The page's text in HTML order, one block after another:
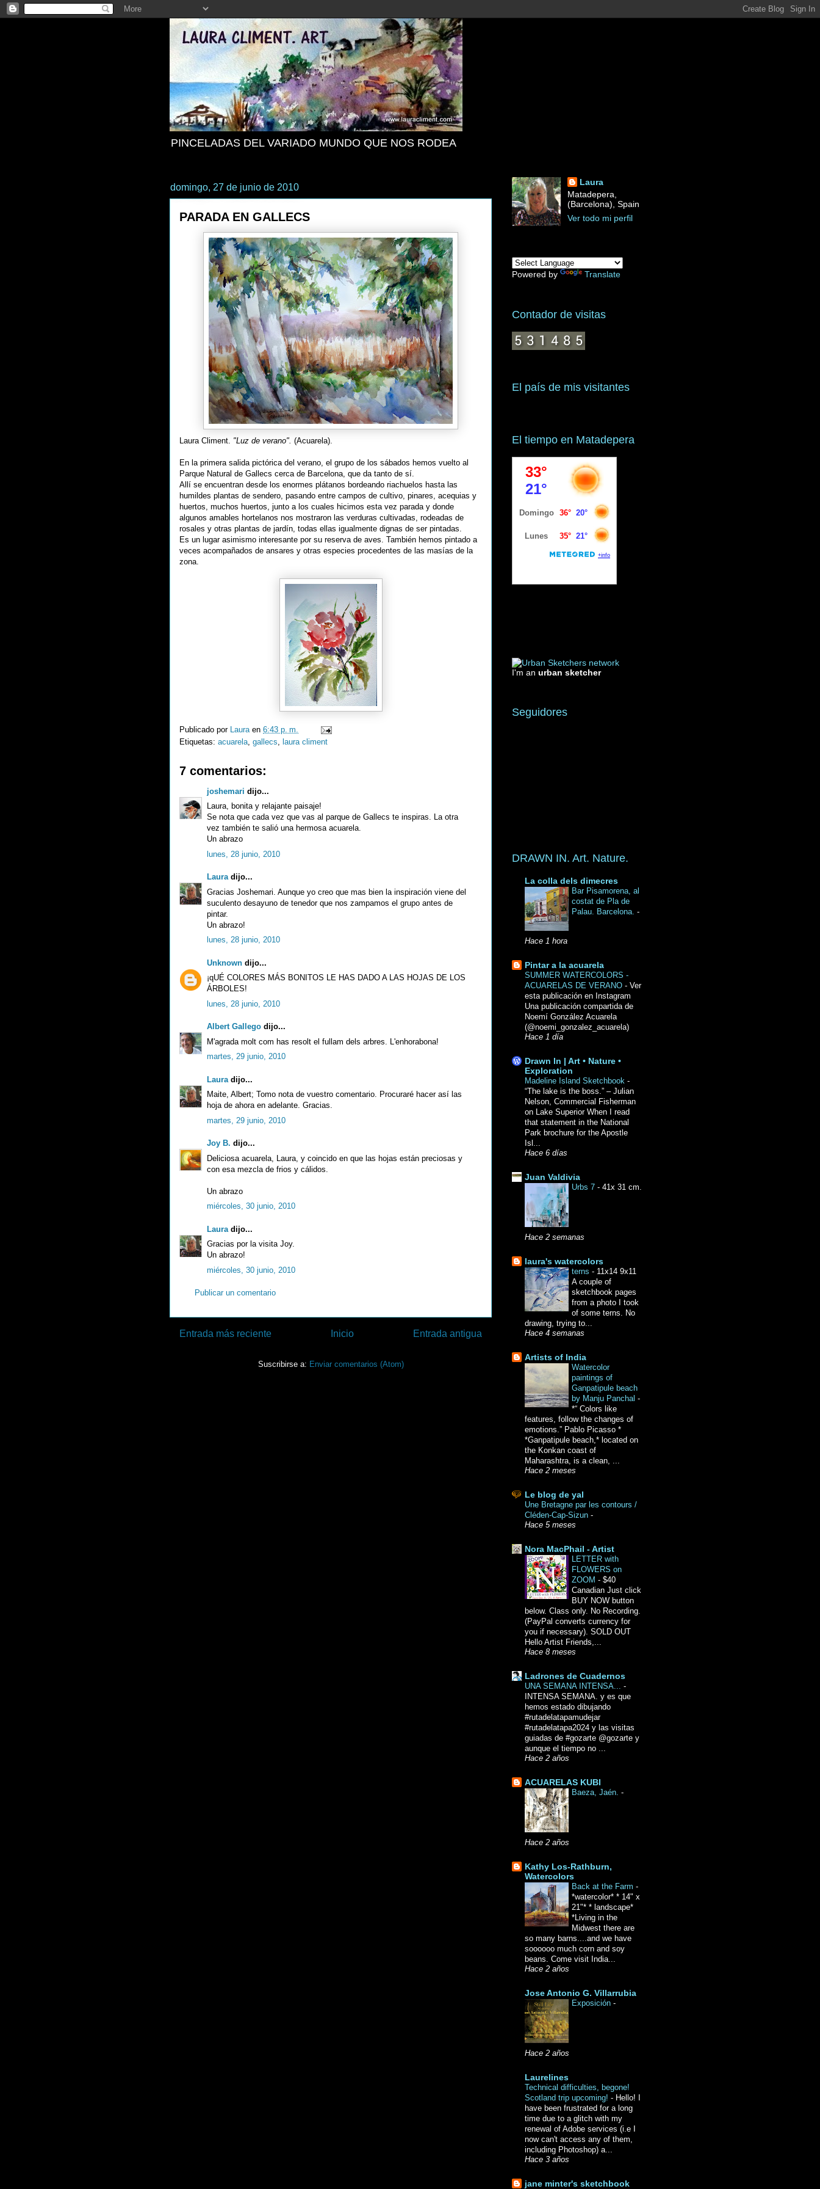
PINCELADAS DEL VARIADO MUNDO QUE NOS RODEA
domingo, 27 de junio de 2010
PARADA EN GALLECS
Laura Climent. "Luz de verano". (Acuarela).
En la primera salida pictórica del verano, el grupo de los sábados hemos vuelto al
Parque Natural de Gallecs cerca de Barcelona, que da tanto de sí.
Allí se encuentran desde los enormes plátanos bordeando riachuelos hasta las
humildes plantas de sendero, pasando entre campos de cultivo, pinares, acequias y
huertos, muchos huertos, junto a los cuales hicimos esta vez parada y donde
algunos amables hortelanos nos mostraron las verduras cultivadas, rodeadas de
rosales y otras plantas de jardín, todas ellas igualmente dignas de ser pintadas.
Es un lugar asimismo interesante por su reserva de aves. También hemos pintado a
veces acompañados de ansares y otras especies procedentes de las masías de la
zona.
Publicado por Laura en 6:43 p. m.
Etiquetas: acuarela gallecs laura climent
7 comentarios:
joshemari dijo...
Laura, bonita y relajante paisaje!
Se nota que cada vez que vas al parque de Gallecs te inspiras. La otra
vez también te salió una hermosa acuarela.
Un abrazo
lunes, 28 junio, 2010
Lauradijo...
Gracias Joshemari. Aunque yo creo que mas bien la inspiración viene del
suculento desayuno de tenedor que nos zampamos el grupo antes de
pintar.
Un abrazo!
lunes, 28 junio, 2010
Unknown dijo...
¡qUÉ COLORES MÁS BONITOS LE HAS DADO A LAS HOJAS DE LOS
ÁRBOLES!
lunes, 28 junio, 2010
Albert Gallego dijo...
M'agrada molt com has resolt el fullam dels arbres. L'enhorabona!
martes, 29 junio, 2010
Laura dijo...
Maite, Albert; Tomo nota de vuestro comentario. Procuraré hacer así las
hoja de ahora en adelante. Gracias.
martes, 29 junio, 2010
Joy B. dijo...
Deliciosa acuarela, Laura, y coincido en que las hojas están preciosas y
con esa mezcla de frios y cálidos.
Un abrazo
miércoles, 30 junio, 2010
Laura dijo...
Gracias por la visita Joy.
Un abrazo!
miércoles, 30 junio, 2010
Publicar un comentario
Entrada más reciente Entrada antigua
Inicio
Suscribirse a: Enviar comentarios (Atom)
Laura
Matadepera,
(Barcelona), Spain
Ver todo mi perfil
Powered by Translate
Contador de visitas
El país de mis visitantes
El tiempo en Matadepera
I'm an urban sketcher
Seguidores
DRAWN IN. Art. Nature.
La colla dels dimecres
Bar Pisamorena, al
costat de Pla de
Palau. Barcelona. -
Hace 1 hora
Pintar a la acuarela
SUMMER WATERCOLORS -
ACUARELAS DE VERANO - Ver
esta publicación en Instagram
Una publicación compartida de
Noemí González Acuarela
(@noemi_gonzalez_acuarela)
Hace 1 día
Drawn In | Art • Nature •
Exploration
Madeline Island Sketchbook -
“The lake is the boss.” – Julian
Nelson, Commercial Fisherman
on Lake Superior When I read
that statement in the National
Park brochure for the Apostle
Isl...
Hace 6 días
Juan Valdivia
Urbs 7 - 41x 31 cm.
Hace 2 semanas
laura's watercolors
terns - 11x14 9x11
A couple of
sketchbook pages
from a photo I took
of some terns. No
drawing, trying to...
Hace 4 semanas
Artists of India
Watercolor
paintings of
Ganpatipule beach
by Manju Panchal -
*“ Colors like
features, follow the changes of
emotions.” Pablo Picasso *
*Ganpatipule beach,* located on
the Konkan coast of
Maharashtra, is a clean, ...
Hace 2 meses
Le blog de yal
Une Bretagne par les contours /
Cléden-Cap-Sizun -
Hace 5 meses
Nora MacPhail - Artist
LETTER with
FLOWERS on
ZOOM - $40
Canadian Just click
BUY NOW button
below. Class only. No Recording.
(PayPal converts currency for
you if necessary). SOLD OUT
Hello Artist Friends,...
Hace 8 meses
Ladrones de Cuadernos
UNA SEMANA INTENSA... -
INTENSA SEMANA. y es que
hemos estado dibujando
#rutadelatapamudejar
#rutadelatapa2024 y las visitas
guiadas de #gozarte @gozarte y
aunque el tiempo no ...
Hace 2 años
ACUARELAS KUBI
Baeza, Jaén. -
Hace 2 años
Kathy Los-Rathburn,
Watercolors
Back at the Farm -
*watercolor* * 14" x
21"* * landscape*
*Living in the
Midwest there are
so many barns....and we have
soooooo much corn and soy
beans. Come visit India...
Hace 2 años
Jose Antonio G. Villarrubia
Exposición -
Hace 2 años
Laurelines
Technical difficulties, begone!
Scotland trip upcoming! - Hello! I
have been frustrated for a long
time due to a glitch with my
renewal of Adobe services (i.e I
now can't access any of them,
including Photoshop) a...
Hace 3 años
jane minter's sketchbook